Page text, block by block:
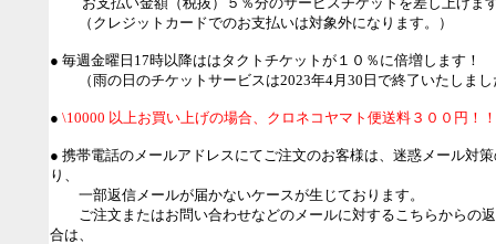
（クレジットカードでのお支払いは対象外になります。）
● 毎週金曜日17時以降ははタクトチケットが１０％に倍増します！
（雨の日のチケットサービスは2023年4月30日で終了いたしまし
● \10000 以上お買い上げの場合、クロネコヤマト便送料３００円！！
● 携帯電話のメールアドレスにてご注文のお客様は、迷惑メール対
り、
一部返信メールが届かないケースが生じております。
ご注文またはお問い合わせなどのメールに対するこちらからの
合は、